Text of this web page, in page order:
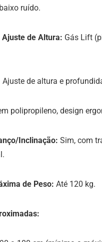
ruído.
de Altura: Gás Lift
Ajuste de altura e
polipropileno, design
Inclinação: Sim, com
de Peso: Até 120 kg.